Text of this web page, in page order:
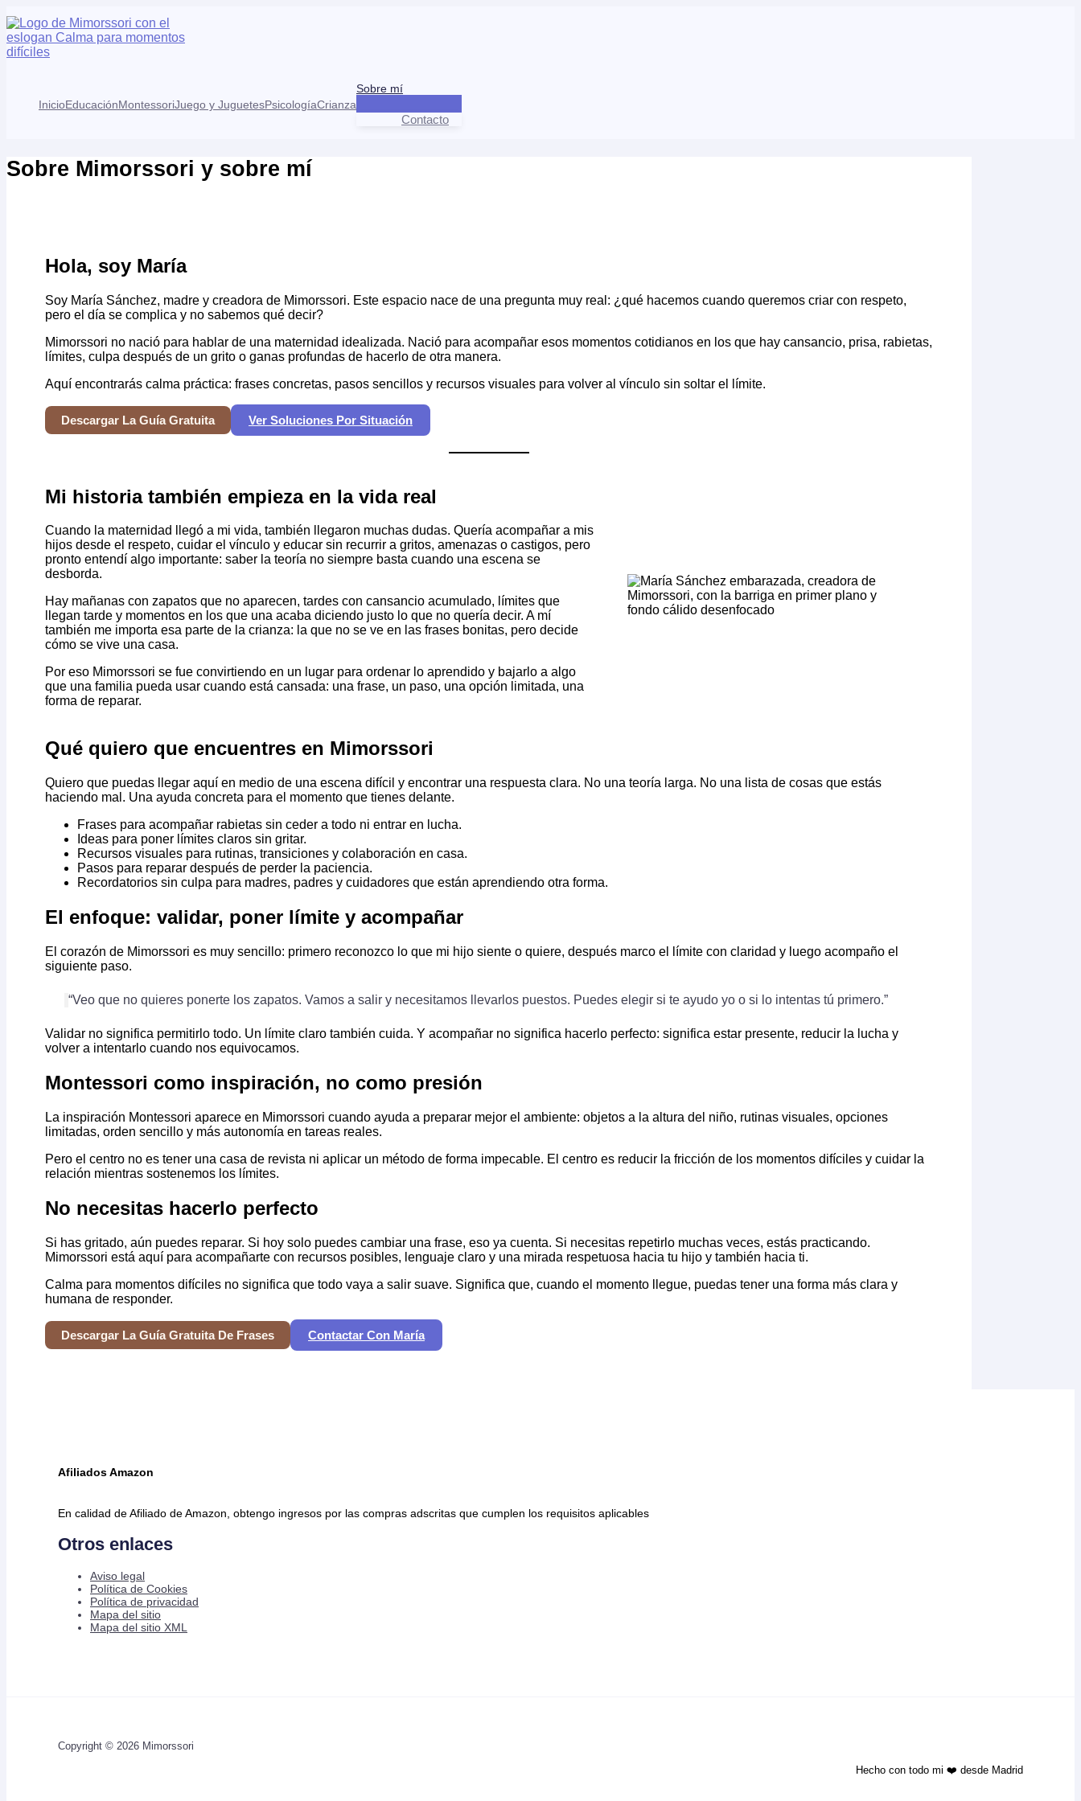
al
contenido
InicioEducaciónMontessoriJuego y JuguetesPsicologíaCrianza
Sobre mí
Contacto
Sobre Mimorssori y sobre mí
Hola, soy María
Soy María Sánchez, madre y creadora de Mimorssori. Este espacio nace de una pregunta muy real: ¿qué hacemos cuando queremos criar con respeto,
pero el día se complica y no sabemos qué decir?
Mimorssori no nació para hablar de una maternidad idealizada. Nació para acompañar esos momentos cotidianos en los que hay cansancio, prisa, rabietas,
límites, culpa después de un grito o ganas profundas de hacerlo de otra manera.
Aquí encontrarás calma práctica: frases concretas, pasos sencillos y recursos visuales para volver al vínculo sin soltar el límite.
Descargar La Guía Gratuita Ver Soluciones Por Situación
Mi historia también empieza en la vida real
Cuando la maternidad llegó a mi vida, también llegaron muchas dudas. Quería acompañar a mis
hijos desde el respeto, cuidar el vínculo y educar sin recurrir a gritos, amenazas o castigos, pero
pronto entendí algo importante: saber la teoría no siempre basta cuando una escena se
desborda.
Hay mañanas con zapatos que no aparecen, tardes con cansancio acumulado, límites que
llegan tarde y momentos en los que una acaba diciendo justo lo que no quería decir. A mí
también me importa esa parte de la crianza: la que no se ve en las frases bonitas, pero decide
cómo se vive una casa.
Por eso Mimorssori se fue convirtiendo en un lugar para ordenar lo aprendido y bajarlo a algo
que una familia pueda usar cuando está cansada: una frase, un paso, una opción limitada, una
forma de reparar.
Qué quiero que encuentres en Mimorssori
Quiero que puedas llegar aquí en medio de una escena difícil y encontrar una respuesta clara. No una teoría larga. No una lista de cosas que estás
haciendo mal. Una ayuda concreta para el momento que tienes delante.
Frases para acompañar rabietas sin ceder a todo ni entrar en lucha.
Ideas para poner límites claros sin gritar.
Recursos visuales para rutinas, transiciones y colaboración en casa.
Pasos para reparar después de perder la paciencia.
Recordatorios sin culpa para madres, padres y cuidadores que están aprendiendo otra forma.
El enfoque: validar, poner límite y acompañar
El corazón de Mimorssori es muy sencillo: primero reconozco lo que mi hijo siente o quiere, después marco el límite con claridad y luego acompaño el
siguiente paso.
“Veo que no quieres ponerte los zapatos. Vamos a salir y necesitamos llevarlos puestos. Puedes elegir si te ayudo yo o si lo intentas tú primero.”
Validar no significa permitirlo todo. Un límite claro también cuida. Y acompañar no significa hacerlo perfecto: significa estar presente, reducir la lucha y
volver a intentarlo cuando nos equivocamos.
Montessori como inspiración, no como presión
La inspiración Montessori aparece en Mimorssori cuando ayuda a preparar mejor el ambiente: objetos a la altura del niño, rutinas visuales, opciones
limitadas, orden sencillo y más autonomía en tareas reales.
Pero el centro no es tener una casa de revista ni aplicar un método de forma impecable. El centro es reducir la fricción de los momentos difíciles y cuidar la
relación mientras sostenemos los límites.
No necesitas hacerlo perfecto
Si has gritado, aún puedes reparar. Si hoy solo puedes cambiar una frase, eso ya cuenta. Si necesitas repetirlo muchas veces, estás practicando.
Mimorssori está aquí para acompañarte con recursos posibles, lenguaje claro y una mirada respetuosa hacia tu hijo y también hacia ti.
Calma para momentos difíciles no significa que todo vaya a salir suave. Significa que, cuando el momento llegue, puedas tener una forma más clara y
humana de responder.
Descargar La Guía Gratuita De Frases Contactar Con María
Afiliados Amazon
En calidad de Afiliado de Amazon, obtengo ingresos por las compras adscritas que cumplen los requisitos aplicables
Otros enlaces
Aviso legal
Política de Cookies
Política de privacidad
Mapa del sitio
Mapa del sitio XML
Copyright © 2026 Mimorssori
Hecho con todo mi ❤️ desde Madrid